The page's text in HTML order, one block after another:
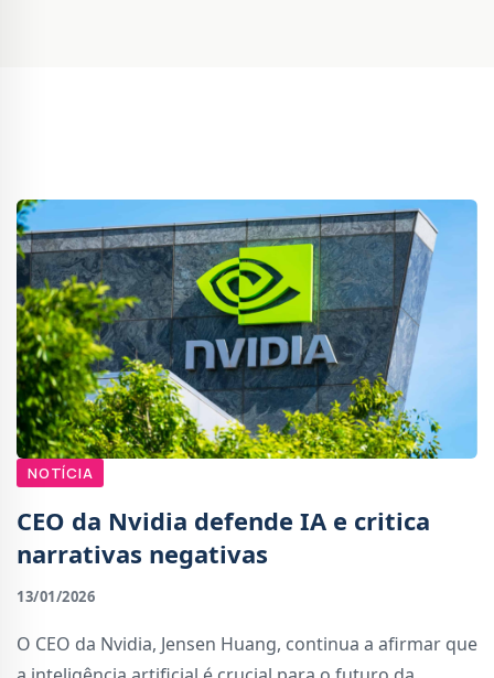
NOTÍCIA
CEO da Nvidia defende IA e critica
narrativas negativas
13/01/2026
O CEO da Nvidia, Jensen Huang, continua a afirmar que